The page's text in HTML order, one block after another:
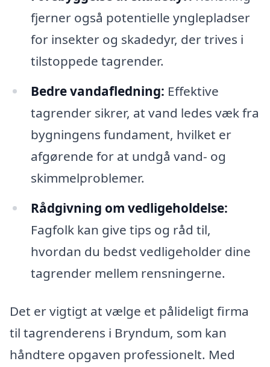
fjerner også potentielle ynglepladser
for insekter og skadedyr, der trives i
tilstoppede tagrender.
Bedre vandafledning: Effektive
tagrender sikrer, at vand ledes væk fra
bygningens fundament, hvilket er
afgørende for at undgå vand- og
skimmelproblemer.
Rådgivning om vedligeholdelse:
Fagfolk kan give tips og råd til,
hvordan du bedst vedligeholder dine
tagrender mellem rensningerne.
Det er vigtigt at vælge et pålideligt firma
til tagrenderens i Bryndum, som kan
håndtere opgaven professionelt. Med